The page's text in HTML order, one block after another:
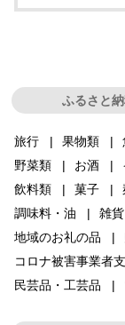
ふるさと
旅行 果物類
野菜類
お酒
飲料類
菓子
調味料・油
雑
地域のお礼の品
コロナ被害事業者
民芸品・工芸品